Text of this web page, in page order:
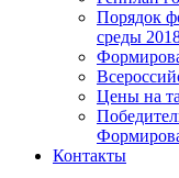
Порядок
среды
Цены на
Контакты